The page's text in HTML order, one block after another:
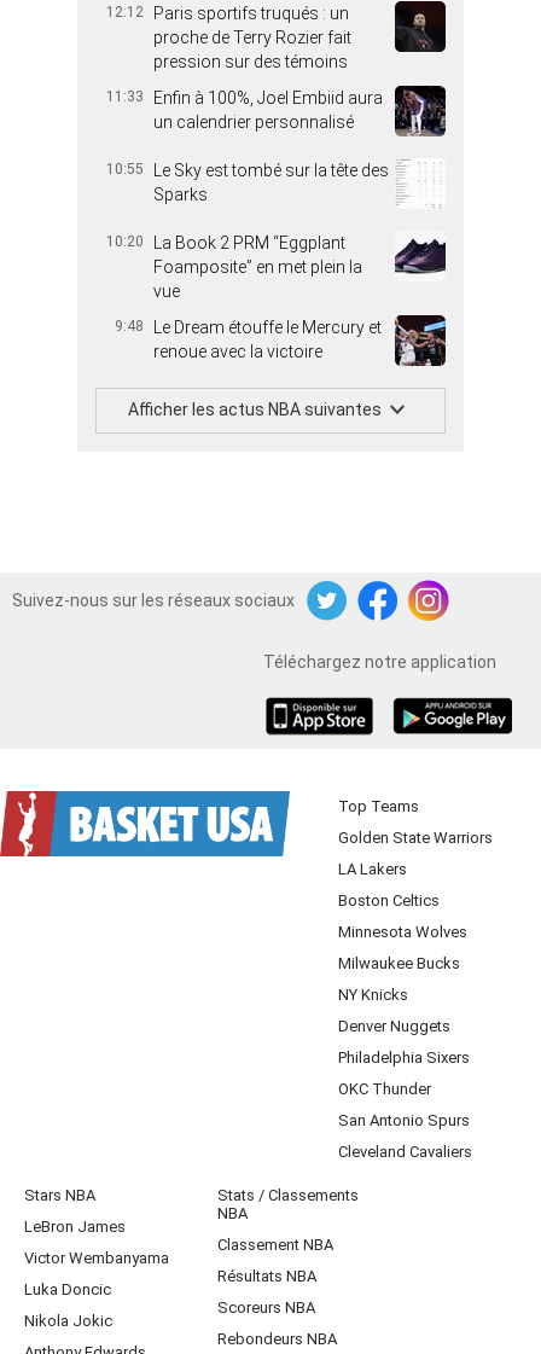
12:12
Paris sportifs truqués : un
proche de Terry Rozier fait
pression sur des témoins
11:33
Enfin à 100%, Joel Embiid aura
un calendrier personnalisé
10:55
Le Sky est tombé sur la tête des
Sparks
10:20
La Book 2 PRM “Eggplant
Foamposite” en met plein la
vue
9:48
Le Dream étouffe le Mercury et
renoue avec la victoire
Afficher les actus NBA suivantes
Suivez-nous sur les réseaux sociaux
TwitterFacebookInstagram
Téléchargez notre application
Top Teams
Golden State Warriors
LA Lakers
Boston Celtics
Minnesota Wolves
Milwaukee Bucks
NY Knicks
Denver Nuggets
Philadelphia Sixers
OKC Thunder
San Antonio Spurs
Cleveland Cavaliers
Stars NBA
LeBron James
Victor Wembanyama
Luka Doncic
Nikola Jokic
Stats / Classements
NBA
Classement NBA
Résultats NBA
Scoreurs NBA
Rebondeurs NBA